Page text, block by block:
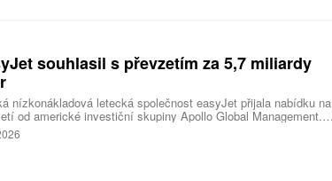
souhlasil s převzetím za 5,7 miliardy
nízkonákladová letecká společnost easyJet přijala nabídku na
od americké investiční skupiny Apollo Global Management.
oceňuje aerolinku na 5,7 miliardy liber, tedy přibližně 162
korun.